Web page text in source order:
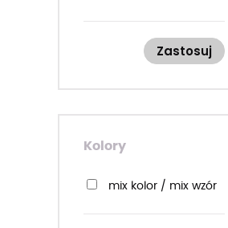
Zastosuj
Kolory
mix kolor / mix wzór